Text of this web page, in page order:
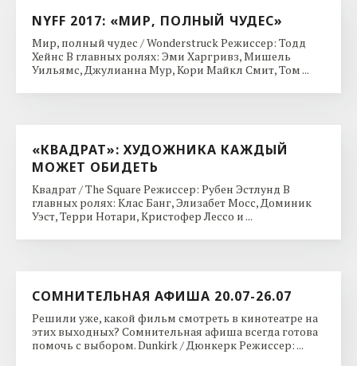
NYFF 2017: «МИР, ПОЛНЫЙ ЧУДЕС»
Мир, полный чудес / Wonderstruck Режиссер: Тодд
Хейнс В главных ролях: Эми Харгривз, Мишель
Уильямс, Джулианна Мур, Кори Майкл Смит, Том ...
«КВАДРАТ»: ХУДОЖНИКА КАЖДЫЙ
МОЖЕТ ОБИДЕТЬ
Квадрат / The Square Режиссер: Рубен Эстлунд В
главных ролях: Клас Банг, Элизабет Мосс, Доминик
Уэст, Терри Нотари, Кристофер Лессо и ...
СОМНИТЕЛЬНАЯ АФИША 20.07-26.07
Решили уже, какой фильм смотреть в кинотеатре на
этих выходных? Сомнительная афиша всегда готова
помочь с выбором. Dunkirk / Дюнкерк Режиссер: ...